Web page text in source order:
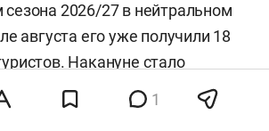
2026/27 в нейтральном
августа его уже получили 18
Накануне стало
будет объявлять фигуристов,
статус, отдельно
1